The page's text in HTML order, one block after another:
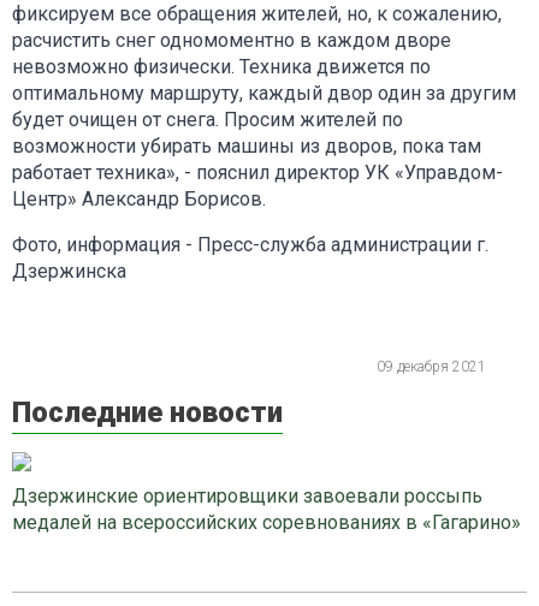
фиксируем все обращения жителей, но, к сожалению,
расчистить снег одномоментно в каждом дворе
невозможно физически. Техника движется по
оптимальному маршруту, каждый двор один за другим
будет очищен от снега. Просим жителей по
возможности убирать машины из дворов, пока там
работает техника», - пояснил директор УК «Управдом-
Центр» Александр Борисов.
Фото, информация - Пресс-служба администрации г.
Дзержинска
09 декабря 2021
Последние новости
Дзержинские ориентировщики завоевали россыпь
медалей на всероссийских соревнованиях в «Гагарино»